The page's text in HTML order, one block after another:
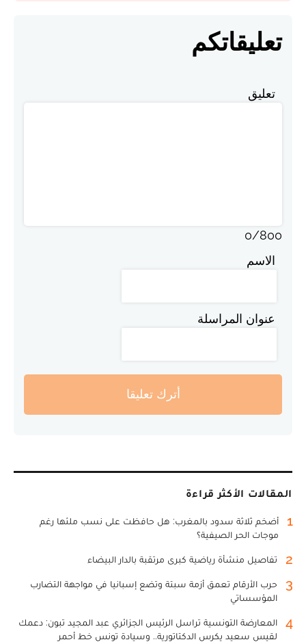
تعليقاتكم
تعليق
0/800
الاسم
عنوان المراسلة
أترك تعليقا
المقالات الأكثر قراءة
1
أضخم ثلاثة سدود بالمغرب: هل حافظت على نسب ملئها رغم
موجات الحر الصيفية؟
2 تفاصيل منشأة رياضية كبرى مرتقبة بالدار البيضاء
3
حرب الأرقام تعمق أزمة سبتة وتضع إسبانيا في مواجهة التضارب
المؤسساتي
4
المعارضة التونسية تراسل الرئيس الجزائري عبد المجيد تبون: دعمك
لقيس سعيد يكرس الدكتاتورية.. وسيادة تونس خط أحمر